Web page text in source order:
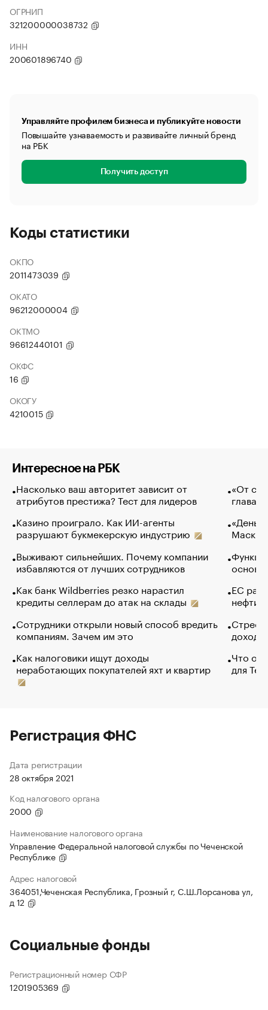
ОГРНИП
321200000038732
ИНН
200601896740
Управляйте профилем бизнеса и публикуйте новости
Повышайте узнаваемость и развивайте личный бренд
на РБК
Получить доступ
Коды статистики
ОКПО
2011473039
ОКАТО
96212000004
ОКТМО
96612440101
ОКФС
16
ОКОГУ
4210015
Интересное на РБК
Насколько ваш авторитет зависит от
атрибутов престижа? Тест для лидеров
Казино проиграло. Как ИИ-агенты
разрушают букмекерскую индустрию
Выживают сильнейших. Почему компании
избавляются от лучших сотрудников
Как банк Wildberries резко нарастил
кредиты селлерам до атак на склады
Сотрудники открыли новый способ вредить
компаниям. Зачем им это
Как налоговики ищут доходы
неработающих покупателей яхт и квартир
«От
глава
Маск в
основ
ЕС
нефти
Что
для
Регистрация ФНС
Дата регистрации
28 октября 2021
Код налогового органа
2000
Наименование налогового органа
Управление Федеральной налоговой службы по Чеченской
Республике
Адрес налоговой
364051,Чеченская Республика, Грозный г, С.Ш.Лорсанова ул,
д 12
Социальные фонды
Регистрационный номер СФР
1201905369